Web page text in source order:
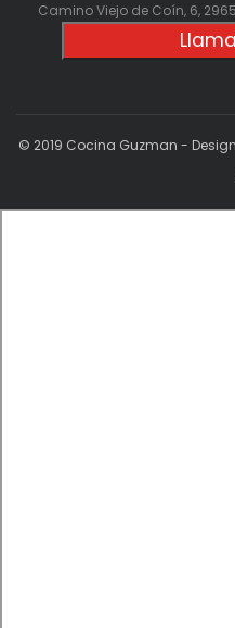
Camino Viejo de Coín, 6,
© 2019 Cocina Guzman -